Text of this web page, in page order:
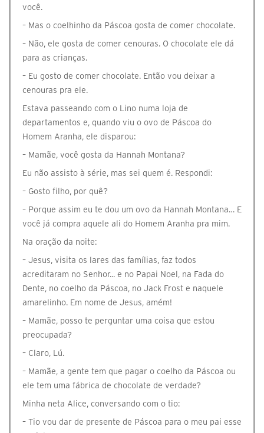
você.
– Mas o coelhinho da Páscoa gosta de comer chocolate.
– Não, ele gosta de comer cenouras. O chocolate ele dá
para as crianças.
– Eu gosto de comer chocolate. Então vou deixar a
cenouras pra ele.
Estava passeando com o Lino numa loja de
departamentos e, quando viu o ovo de Páscoa do
Homem Aranha, ele disparou:
– Mamãe, você gosta da Hannah Montana?
Eu não assisto à série, mas sei quem é. Respondi:
– Gosto filho, por quê?
– Porque assim eu te dou um ovo da Hannah Montana… E
você já compra aquele ali do Homem Aranha pra mim.
Na oração da noite:
– Jesus, visita os lares das famílias, faz todos
acreditaram no Senhor... e no Papai Noel, na Fada do
Dente, no coelho da Páscoa, no Jack Frost e naquele
amarelinho. Em nome de Jesus, amém!
– Mamãe, posso te perguntar uma coisa que estou
preocupada?
– Claro, Lú.
– Mamãe, a gente tem que pagar o coelho da Páscoa ou
ele tem uma fábrica de chocolate de verdade?
Minha neta Alice, conversando com o tio:
– Tio vou dar de presente de Páscoa para o meu pai esse